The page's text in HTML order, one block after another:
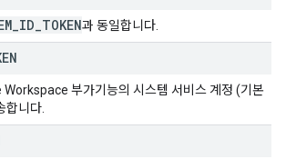
ID TOKEN과 동일합니다.
Workspace 부가기능의 시스템 서비스 계정 (기본
합니다.